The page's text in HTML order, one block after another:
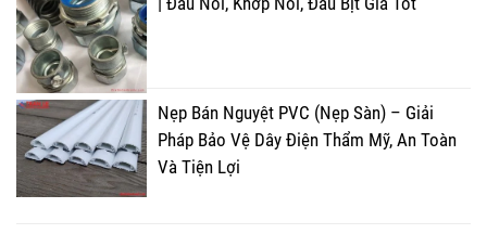
Nẹp Bán Nguyệt PVC (Nẹp Sàn) – Giải
Pháp Bảo Vệ Dây Điện Thẩm Mỹ, An Toàn
Và Tiện Lợi